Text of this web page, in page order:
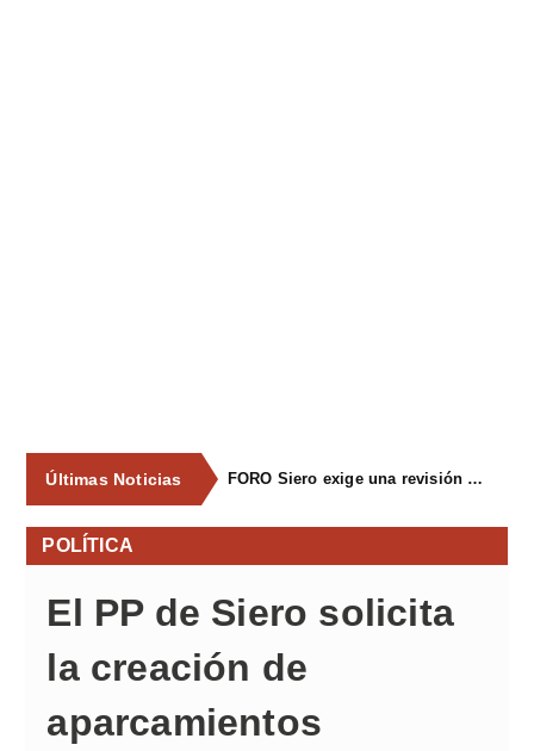
Últimas Noticias FORO Siero exige una revisión integral del servicio de recogida de residuos para acabar con los contenedores desbordados y la imagen de abandono del concejo
POLÍTICA
El PP de Siero solicita
la creación de
aparcamientos